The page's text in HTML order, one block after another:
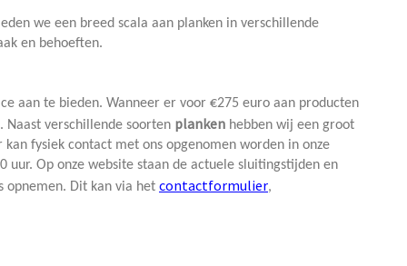
we een breed scala aan planken in verschillende
en behoeften.
aan te bieden. Wanneer er voor €275 euro aan producten
Naast verschillende soorten planken hebben wij een groot
fysiek contact met ons opgenomen worden in onze
uur. Op onze website staan de actuele sluitingstijden en
opnemen. Dit kan via het contactformulier,